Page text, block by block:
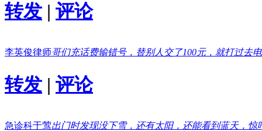
转发 | 评论
李英俊律师哥们充话费输错号，替别人交了100元，就打过去
转发 | 评论
急诊科于莺出门时发现没下雪，还有太阳，还能看到蓝天，惊